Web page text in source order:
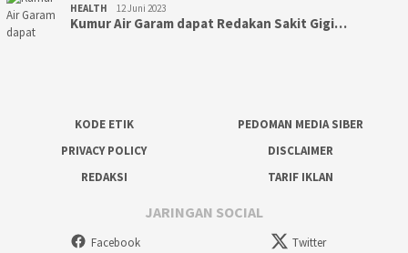
HEALTH 12 Juni 2023
Kumur Air Garam dapat Redakan Sakit Gigi…
KODE ETIK
PEDOMAN MEDIA SIBER
PRIVACY POLICY
DISCLAIMER
REDAKSI
TARIF IKLAN
JARINGAN SOCIAL
Facebook Twitter